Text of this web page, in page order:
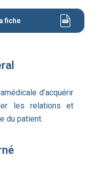
fiche
d’acquérir
les relations et
du patient.